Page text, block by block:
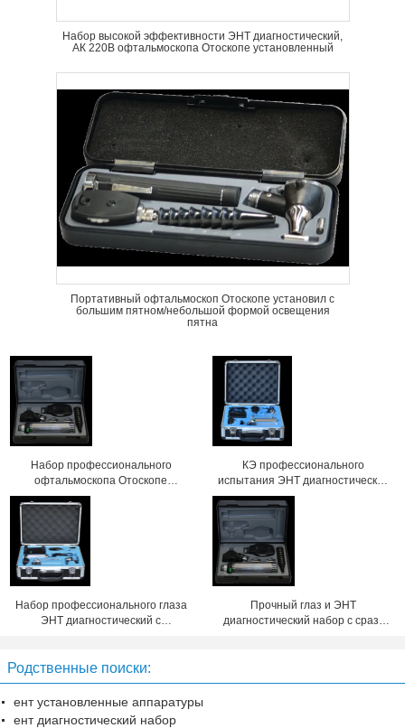
Набор высокой эффективности ЭНТ диагностический,
АК 220В офтальмоскопа Отоскопе установленный
Портативный офтальмоскоп Отоскопе установил с
большим пятном/небольшой формой освещения
пятна
Набор профессионального
офтальмоскопа Отоскопе
диагностический для студент-
КЭ профессионального
испытания ЭНТ диагностический
установленный одобренный для
терпеливого рассмотрения
Набор профессионального глаза
ЭНТ диагностический с
Прочный глаз и ЭНТ
диагностический набор с сразу
Родственные поиски:
ент установленные аппаратуры
ент диагностический набор